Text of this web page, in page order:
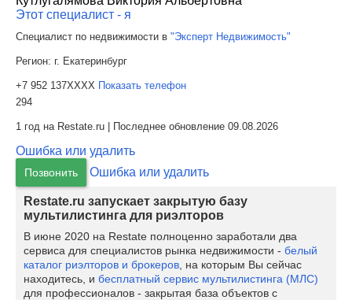
Этот специалист - я
Специалист по недвижимости в "Эксперт Недвижимость"
Регион: г. Екатеринбург
+7 952 137XXXX Показать телефон
294
1 год на Restate.ru | Последнее обновление 09.08.2026
Ошибка или удалить
Позвонить Ошибка или удалить
Restate.ru запускает закрытую базу
мультилистинга для риэлторов
В июне 2020 на Restate полноценно заработали два
сервиса для специалистов рынка недвижимости - белый
каталог риэлторов и брокеров , на которым Вы сейчас
находитесь, и бесплатный сервис мультилистинга (МЛС)
для профессионалов - закрытая база объектов с